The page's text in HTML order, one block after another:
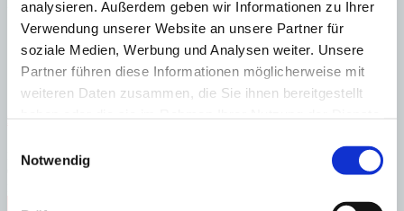
analysieren. Außerdem geben wir Informationen zu Ihrer
Verwendung unserer Website an unsere Partner für
soziale Medien, Werbung und Analysen weiter. Unsere
Partner führen diese Informationen möglicherweise mit
weiteren Daten zusammen, die Sie ihnen bereitgestellt
Notwendig
Heizung Fußbodenheizung
Port AndratxMontport: Spektakuläre Villa in exklusiver Lage
Preis: